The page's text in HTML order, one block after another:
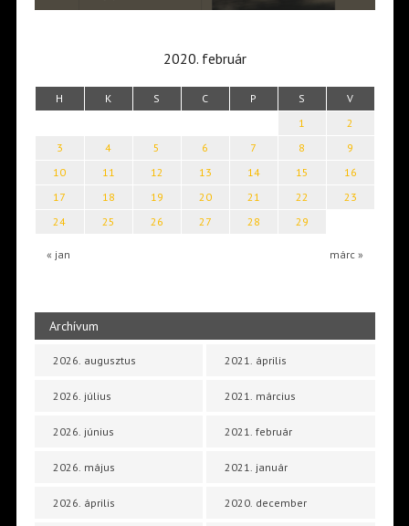
2020. február
H K S C P S V
« jan márc »
1
2
3
4 5 6 7 8
9
10
11 12 13 14 15
16
17
18 19 20 21 22
23
24
25 26 27 28 29
Archívum
2026. augusztus
2026. július
2026. június
2026. május
2026. április
2021. április
2021. március
2021. február
2021. január
2020. december